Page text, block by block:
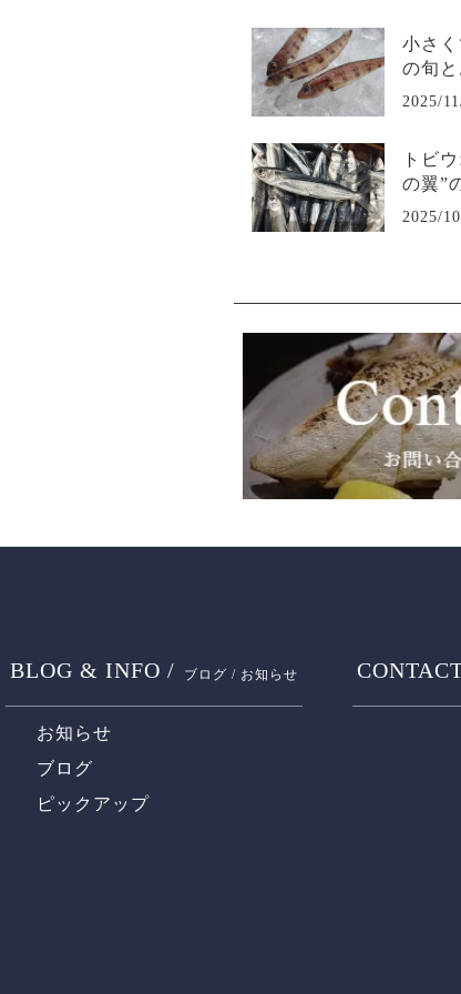
小さ
の旬
白で
2025/
トビ
の翼”
ぶ理由
2025/
BLOG & INFO / ブログ / お知らせ
お知らせ
ブログ
ピックアップ